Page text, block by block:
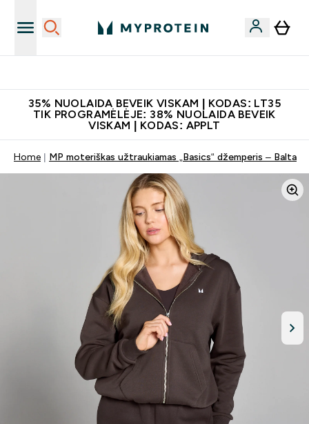
35% NUOLAIDA BEVEIK VISKAM | KODAS: LT35
TIK PROGRAMĖLĖJE: 38% NUOLAIDA BEVEIK
VISKAM | KODAS: APPLT
Home MP moteriškas užtraukiamas „Basics“ džemperis – Balta